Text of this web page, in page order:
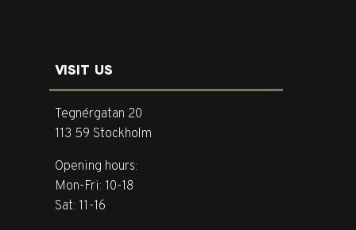
VISIT US
Tegnérgatan 20
113 59 Stockholm
Opening hours:
Mon-Fri: 10-18
Sat: 11-16